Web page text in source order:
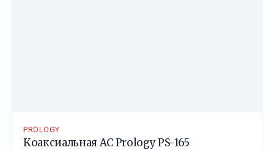
PROLOGY
Коаксиальная АС Prology PS-165